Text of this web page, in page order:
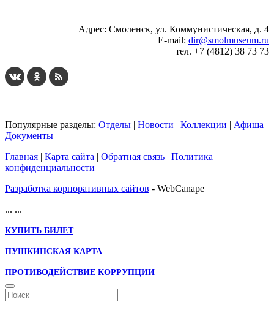
Адрес: Смоленск, ул. Коммунистическая, д. 4
E-mail: dir@smolmuseum.ru
тел. +7 (4812) 38 73 73
Популярные разделы: Отделы | Новости | Коллекции | Афиша |
Документы
Главная | Карта сайта | Обратная связь | Политика
конфиденциальности
Разработка корпоративных сайтов - WebCanape
... ...
КУПИТЬ БИЛЕТ
ПУШКИНСКАЯ КАРТА
ПРОТИВОДЕЙСТВИЕ КОРРУПЦИИ